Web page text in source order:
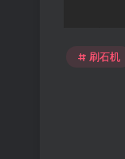
刷石机